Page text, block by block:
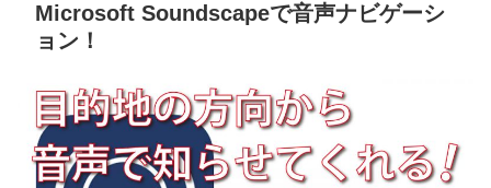
Microsoft Soundscapeで音声ナビゲーシ
ョン！